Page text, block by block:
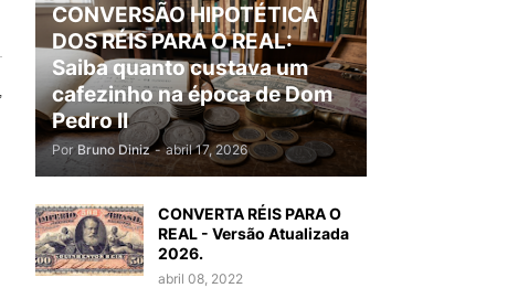
CONVERSÃO HIPOTÉTICA
DOS RÉIS PARA O REAL:
Saiba quanto custava um
cafezinho na época de Dom
Pedro II
Por Bruno Diniz - abril 17, 2026
CONVERTA RÉIS PARA O
REAL - Versão Atualizada
2026.
abril 08, 2022